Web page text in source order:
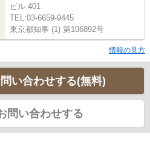
ビル 401
TEL:03-6659-9445
東京都知事 (1) 第106892号
情報の見方
い合わせする(無料)
問い合わせする